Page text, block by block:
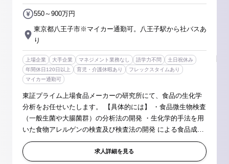
東京都八王子市※マイカー通勤可。八王子駅から社バスあ
り
550～900万円
上場企業 大手企業 マネジメント業務なし 語学力不問
土日祝休み
年間休日120日以上
育児・介護休暇あり
フレックスタイムあり
マイカー通勤可
東証プライム上場食品メーカーの研究所にて、食品の生化学
分析をお任せいたします。 【具体的には】 ・食品微生物検査
（一般生菌や大腸菌群）の分析法の開発 ・生化学的手法を用
いた食物アレルゲンの検査及び検査法の開発 による食品成分
の分析の管理 ※特に今回はELISA法やPCR法、イムノクロマ
ト法等の 生化...
求人詳細を見る